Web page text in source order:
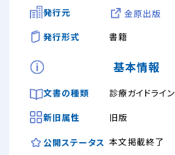
発行元
金原出版
発行形式
書籍
基本情報
文書の種類
診療ガイドライン
新旧属性
旧版
公開ステータス 本文掲載終了